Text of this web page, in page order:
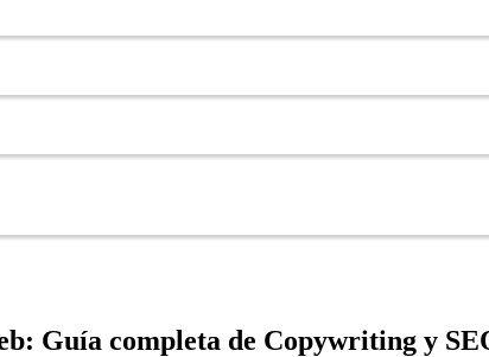
Guía completa de Copywriting y